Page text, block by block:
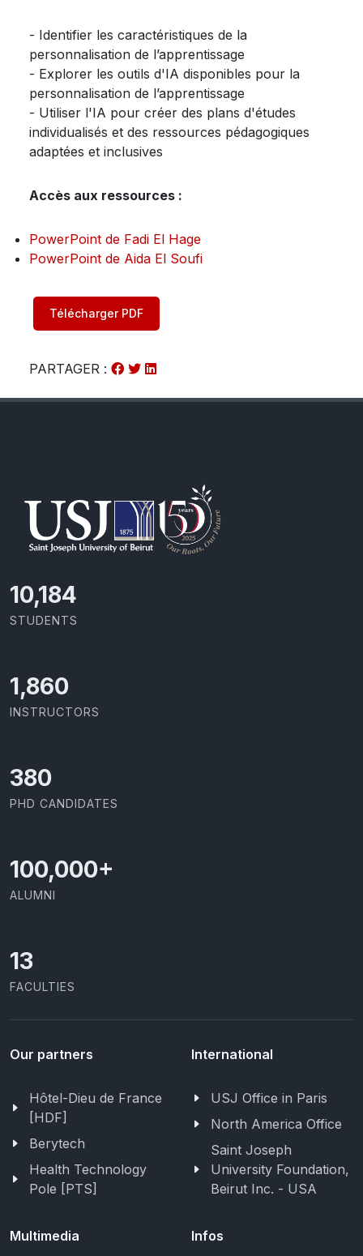
- Identifier les caractéristiques de la
personnalisation de l’apprentissage
- Explorer les outils d'IA disponibles pour la
personnalisation de l’apprentissage
- Utiliser l'IA pour créer des plans d'études
individualisés et des ressources pédagogiques
adaptées et inclusives
Accès aux ressources :
PowerPoint de Fadi El Hage
PowerPoint de Aida El Soufi
Télécharger PDF
PARTAGER :
11,110
STUDENTS
2,029
INSTRUCTORS
414
PHD CANDIDATES
100,000+
ALUMNI
13
FACULTIES
Our partners
Hôtel-Dieu de France
[HDF]
Berytech
Health Technology
Pole [PTS]
International
USJ Office in Paris
North America Office
Saint Joseph
University Foundation,
Beirut Inc. - USA
Multimedia Infos